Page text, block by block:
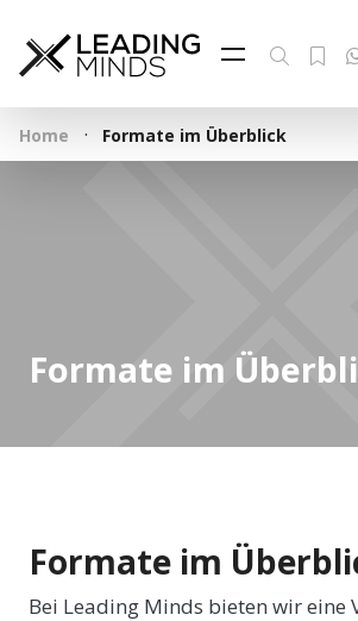
Feed & News
Reading Minds
Themen
Home · Formate im Überblick
Formate im
Formate im
Bei Leading Minds bieten wir eine